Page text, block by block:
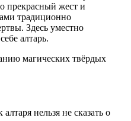
прекрасный жест и
традиционно
Здесь уместно
алтарь.
магических твёрдых
нельзя не сказать о